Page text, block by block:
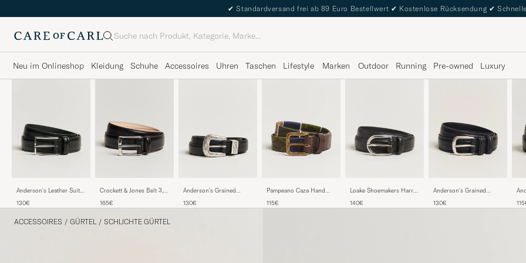
✔ Standardversand frei ab 89 Euro Bestellwert ✔ Kostenlose Rücksendung ✔
Suche
Neu im Onlineshop Kleidung Schuhe Accessoires Uhren Taschen Lifestyle Marken Outdoor Running Pre-owned Luxury
Anderson's Leather Suit
130€
Crockett & Jones Belt 3,2
165€
Anderson's Grained
cm Black
130€
Pampeano Caza Hand
Belt 3,5cm Green/Blue
115€
Loake Shoemakers Harry
Black
140€
Anderson's Grained
130€
ACCESSOIRES / GÜRTEL / SCHLICHTE GÜRTEL